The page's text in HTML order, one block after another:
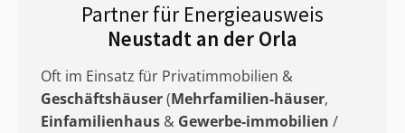
Partner für Energieausweis
Neustadt an der Orla
Oft im Einsatz für Privatimmobilien &
Geschäftshäuser(Mehrfamilien-häuser,
Einfamilienhaus & Gewerbe-immobilien /